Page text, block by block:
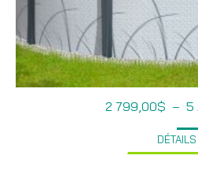
2 799,00$ – 5
DÉTAILS